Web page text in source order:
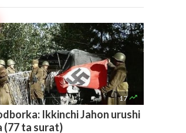
17 
Ikkinchi Jahon urushi
(77 ta surat)